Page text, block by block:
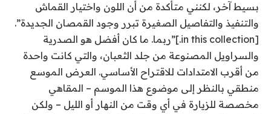
بسيط آخر، لكنني متأكدة من أن اللون واختيار القماش
والتنفيذ والتفاصيل الصغيرة تبرر وجود القمصان الجديدة”.
[in this collection.]”ربما. ما كان أفضل هو الصدرية
والسراويل المصنوعة من جلد الثعبان، والتي كانت واحدة
من أقرب الامتدادات للاقتراح الأساسي. العرض الموسع
منطقي بالنظر إلى موضوع هذا الموسم – المقاهي
مخصصة للزيارة في أي وقت من النهار أو الليل – ولكن